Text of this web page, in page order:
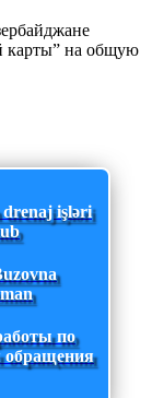
карты” на общую
drenaj işləri
по
обращения